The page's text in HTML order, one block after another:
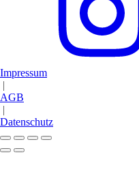
Impressum
|
AGB
|
Datenschutz